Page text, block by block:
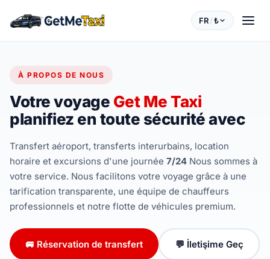
FR/₺
À PROPOS DE NOUS
Votre voyage Get Me Taxi
planifiez en toute sécurité avec
Transfert aéroport, transferts interurbains, location
horaire et excursions d'une journée 7/24 Nous sommes à
votre service. Nous facilitons votre voyage grâce à une
tarification transparente, une équipe de chauffeurs
professionnels et notre flotte de véhicules premium.
🚐 Réservation de transfert 💬 İletişime Geç